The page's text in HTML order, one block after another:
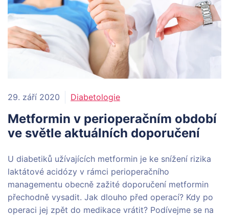
29. září 2020 Diabetologie
Metformin v perioperačním období
ve světle aktuálních doporučení
U diabetiků užívajících metformin je ke snížení rizika
laktátové acidózy v rámci perioperačního
managementu obecně zažité doporučení metformin
přechodně vysadit. Jak dlouho před operací? Kdy po
operaci jej zpět do medikace vrátit? Podívejme se na